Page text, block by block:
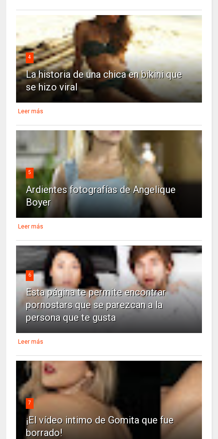
4
La historia de una chica en bikini que
se hizo viral
Leer más
5
Ardientes fotografías de Angelique
Boyer
Leer más
6
Esta página te permite encontrar
pornostars que se parezcan a la
persona que te gusta
Leer más
7
¡El vídeo intimo de Gomita que fue
borrado!